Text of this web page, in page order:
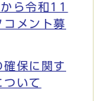
ら令和11
コメント募
保に関す
ついて